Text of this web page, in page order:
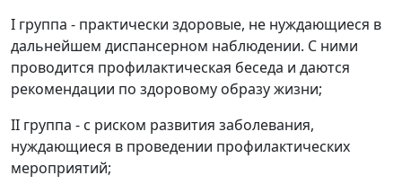
I группа - практически здоровые, не нуждающиеся в
дальнейшем диспансерном наблюдении. С ними
проводится профилактическая беседа и даются
рекомендации по здоровому образу жизни;
II группа - с риском развития заболевания,
нуждающиеся в проведении профилактических
мероприятий;